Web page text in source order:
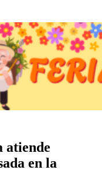
atiende
en la